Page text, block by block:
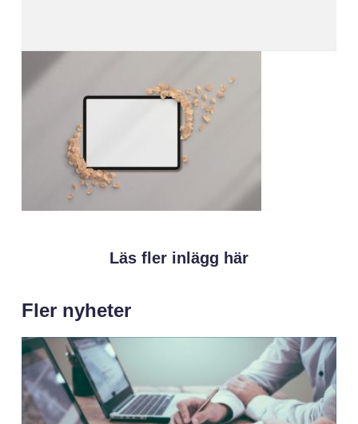
Läs fler inlägg här
Fler nyheter